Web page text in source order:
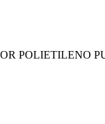
POLIETILENO